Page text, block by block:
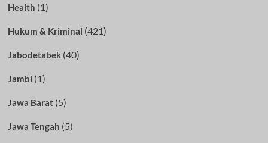
Health (1)
Hukum & Kriminal (421)
Jabodetabek(40)
Jambi (1)
Jawa Barat(5)
Jawa Tengah (5)